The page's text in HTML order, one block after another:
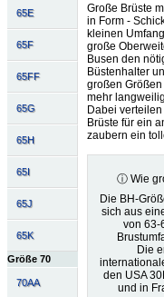
65E
65F
65FF
65G
65H
65I
65J
65K
Größe 70
70AA
Große Brüste
in Form -
kleinen
große
Busen den
Büstenhalter
großen
mehr
Dabei
Brüste für ein
zaubern ein
ⓘ Wie
Die BH-
sich aus
von 63-
Die
den USA
und in